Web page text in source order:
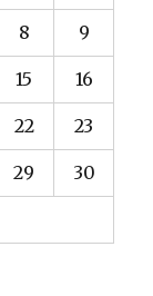
8 9
15 16
22 23
29 30